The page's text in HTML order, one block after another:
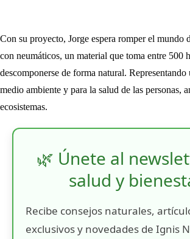
Con su proyecto, Jorge espera romper el mundo
con neumáticos, un material que toma entre 500
descomponerse de forma natural.
medio ambiente y para la salud de las personas,
ecosistemas.
🌿 Únete al
salud y
Recibe consejos naturales,
exclusivos y novedades de Ignis